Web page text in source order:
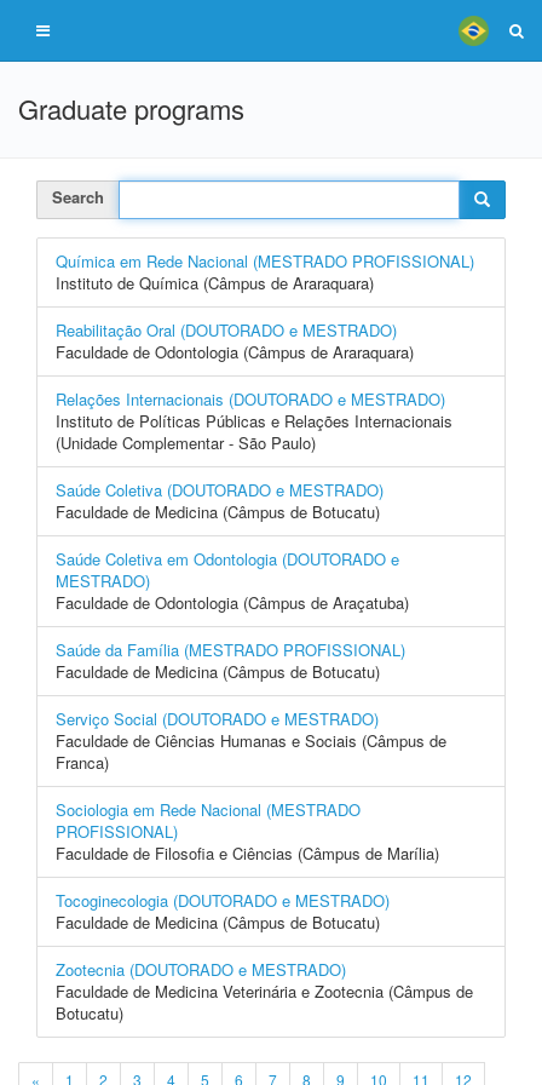
Graduate programs
Search
Química em Rede Nacional (MESTRADO PROFISSIONAL)
Instituto de Química (Câmpus de Araraquara)
Reabilitação Oral (DOUTORADO e MESTRADO)
Faculdade de Odontologia (Câmpus de Araraquara)
Relações Internacionais (DOUTORADO e MESTRADO)
Instituto de Políticas Públicas e Relações Internacionais
(Unidade Complementar - São Paulo)
Saúde Coletiva (DOUTORADO e MESTRADO)
Faculdade de Medicina (Câmpus de Botucatu)
Saúde Coletiva em Odontologia (DOUTORADO e
MESTRADO)
Faculdade de Odontologia (Câmpus de Araçatuba)
Saúde da Família (MESTRADO PROFISSIONAL)
Faculdade de Medicina (Câmpus de Botucatu)
Serviço Social (DOUTORADO e MESTRADO)
Faculdade de Ciências Humanas e Sociais (Câmpus de
Franca)
Sociologia em Rede Nacional (MESTRADO
PROFISSIONAL)
Faculdade de Filosofia e Ciências (Câmpus de Marília)
Tocoginecologia (DOUTORADO e MESTRADO)
Faculdade de Medicina (Câmpus de Botucatu)
Zootecnia (DOUTORADO e MESTRADO)
Faculdade de Medicina Veterinária e Zootecnia (Câmpus de
Botucatu)
« 1 2 3 4 5 6 7 8 9 10 11 12